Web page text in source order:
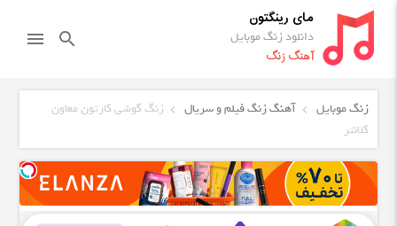
مای رینگتون
دانلود زنگ موبایل
آهنگ زنگ
search
menu
زنگ موبایل آهنگ زنگ فیلم و سریال
زنگ گوشی کارتون معاون
کلانتر